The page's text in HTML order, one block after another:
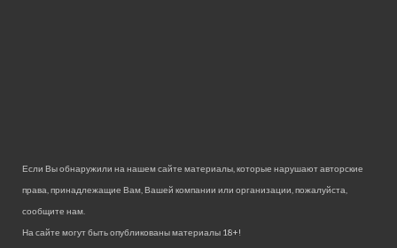
Если Вы обнаружили на нашем сайте материалы, которые нарушают авторские
права, принадлежащие Вам, Вашей компании или организации, пожалуйста,
сообщите нам.
На сайте могут быть опубликованы материалы 18+!